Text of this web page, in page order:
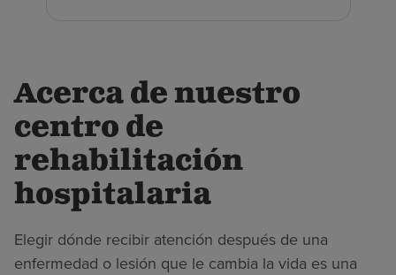
Acerca de nuestro
centro de
rehabilitación
hospitalaria
Elegir dónde recibir atención después de una
enfermedad o lesión que le cambia la vida es una